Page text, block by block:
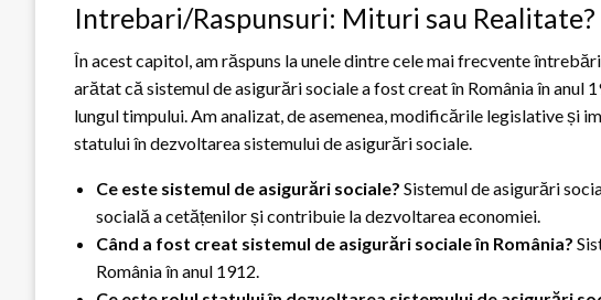
Intrebari/Raspunsuri: Mituri sau Realitate?
În acest capitol, am răspuns la unele dintre cele mai frecvente
arătat că sistemul de asigurări sociale a fost creat în România în
lungul timpului. Am analizat, de asemenea, modificările legislative și
statului în dezvoltarea sistemului de asigurări sociale.
Ce este sistemul de asigurări sociale? Sistemul de asigurări
socială a cetățenilor și contribuie la dezvoltarea economiei.
Când a fost creat sistemul de asigurări sociale în România?
România în anul 1912.